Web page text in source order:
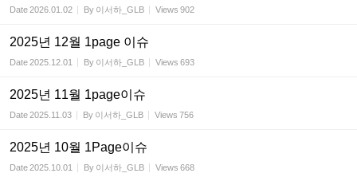
Date2026.01.02 By 이서하_GLB Views 902
2025년 12월 1page 이슈
Date2025.12.01 By 이서하_GLB Views 693
2025년 11월 1page이슈
Date2025.11.03 By 이서하_GLB Views 756
2025년 10월 1Page이슈
Date2025.10.01 By 이서하_GLB Views 668